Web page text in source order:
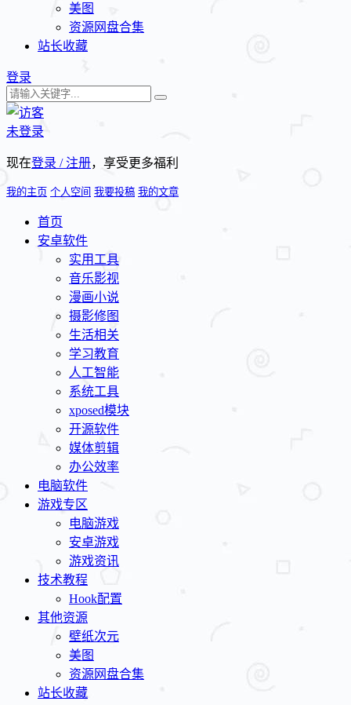
美图
资源网盘合集
站长收藏
登录
未登录
现在登录 / 注册，享受更多福利
我的主页 个人空间 我要投稿 我的文章
首页
安卓软件
实用工具
音乐影视
漫画小说
摄影修图
生活相关
学习教育
人工智能
系统工具
xposed模块
开源软件
媒体剪辑
办公效率
电脑软件
游戏专区
电脑游戏
安卓游戏
游戏资讯
技术教程
Hook配置
其他资源
壁纸次元
美图
资源网盘合集
站长收藏